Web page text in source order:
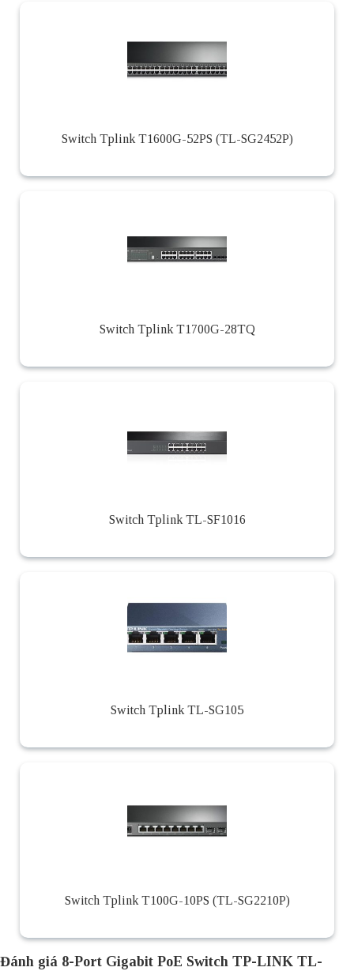
Switch Tplink T1600G-52PS (TL-SG2452P)
Switch Tplink T1700G-28TQ
Switch Tplink TL-SF1016
Switch Tplink TL-SG105
Switch Tplink T100G-10PS (TL-SG2210P)
Đánh giá 8-Port Gigabit PoE Switch TP-LINK TL-